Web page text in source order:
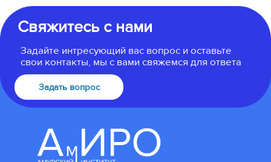
Свяжитесь с нами
Задайте интресующий вас вопрос и оставьте
свои контакты, мы с вами свяжемся для ответа
Задать вопрос